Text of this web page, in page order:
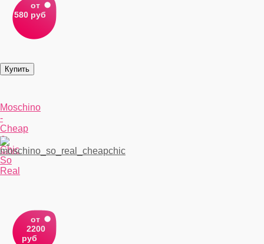
от
580 руб
Moschino
-
Cheap
&
Chic
So
Real
от
2200
руб